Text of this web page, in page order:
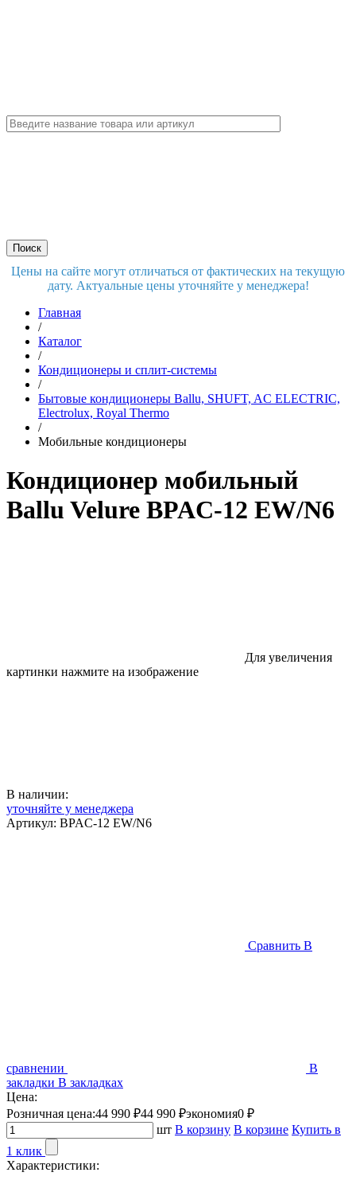
Цены на сайте могут отличаться от фактических на текущую
дату. Актуальные цены уточняйте у менеджера!
Главная
/
Каталог
/
Кондиционеры и сплит-системы
/
Бытовые кондиционеры Ballu, SHUFT, AC ELECTRIC,
Electrolux, Royal Thermo
/
Мобильные кондиционеры
Кондиционер мобильный
Ballu Velure BPAC-12 EW/N6
Для увеличения
картинки нажмите на изображение
В наличии:
уточняйте у менеджера
Артикул: BPAC-12 EW/N6
Сравнить В
сравнении
В
закладки В закладках
Цена:
Розничная цена:44 990 ₽44 990 ₽экономия0 ₽
шт В корзину В корзине Купить в
1 клик
Характеристики: